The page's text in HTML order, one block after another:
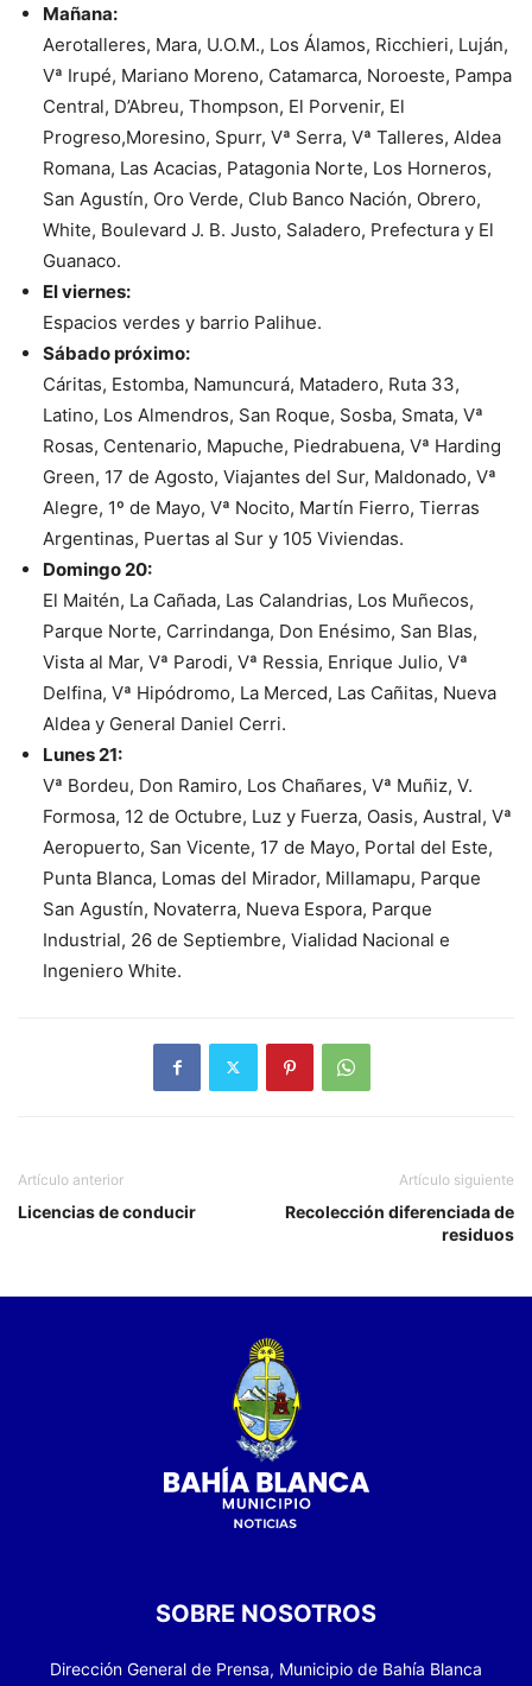
Mañana:
Aerotalleres, Mara, U.O.M., Los Álamos, Ricchieri, Luján,
Vª Irupé, Mariano Moreno, Catamarca, Noroeste, Pampa
Central, D’Abreu, Thompson, El Porvenir, El
Progreso,Moresino, Spurr, Vª Serra, Vª Talleres, Aldea
Romana, Las Acacias, Patagonia Norte, Los Horneros,
San Agustín, Oro Verde, Club Banco Nación, Obrero,
White, Boulevard J. B. Justo, Saladero, Prefectura y El
Guanaco.
El viernes:
Espacios verdes y barrio Palihue.
Sábado próximo:
Cáritas, Estomba, Namuncurá, Matadero, Ruta 33,
Latino, Los Almendros, San Roque, Sosba, Smata, Vª
Rosas, Centenario, Mapuche, Piedrabuena, Vª Harding
Green, 17 de Agosto, Viajantes del Sur, Maldonado, Vª
Alegre, 1º de Mayo, Vª Nocito, Martín Fierro, Tierras
Argentinas, Puertas al Sur y 105 Viviendas.
Domingo 20:
El Maitén, La Cañada, Las Calandrias, Los Muñecos,
Parque Norte, Carrindanga, Don Enésimo, San Blas,
Vista al Mar, Vª Parodi, Vª Ressia, Enrique Julio, Vª
Delfina, Vª Hipódromo, La Merced, Las Cañitas, Nueva
Aldea y General Daniel Cerri.
Lunes 21:
Vª Bordeu, Don Ramiro, Los Chañares, Vª Muñiz, V.
Formosa, 12 de Octubre, Luz y Fuerza, Oasis, Austral, Vª
Aeropuerto, San Vicente, 17 de Mayo, Portal del Este,
Punta Blanca, Lomas del Mirador, Millamapu, Parque
San Agustín, Novaterra, Nueva Espora, Parque
Industrial, 26 de Septiembre, Vialidad Nacional e
Ingeniero White.
Artículo anterior
Licencias de conducir
Artículo siguiente
Recolección diferenciada de
residuos
SOBRE NOSOTROS
Dirección General de Prensa, Municipio de Bahía Blanca